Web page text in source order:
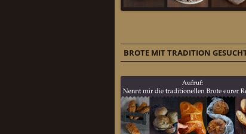
BROTE MIT TRADITION